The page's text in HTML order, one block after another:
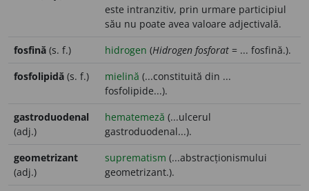
este intranzitiv, prin urmare participiul
său nu poate avea valoare adjectivală.
fosfină (s. f.) hidrogen (Hidrogen fosforat = ... fosfină.).
fosfolipidă (s. f.) mielină (...constituită din ...
fosfolipide...).
gastroduodenal
(adj.)
hematemeză (...ulcerul
gastroduodenal...).
geometrizant
(adj.)
suprematism (...abstracționismului
geometrizant.).